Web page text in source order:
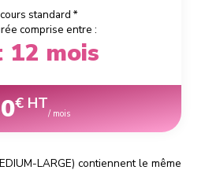
standard *
comprise entre :
12 mois
€ HT
/ mois
LARGE) contiennent le même